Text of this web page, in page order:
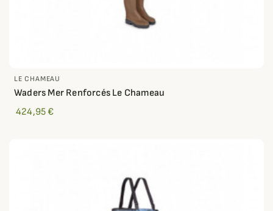
LE CHAMEAU
Waders Mer Renforcés Le Chameau
424,95 €